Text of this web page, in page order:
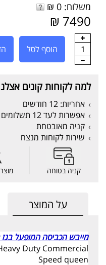
משלוח: 0 ₪
7490 ₪
1 הוסף לסל
למה לקוחות קונים
אחריות: 12 חודשים
אפשרות לעד 12 תשלומים
קניה מאובטחת
שירות לקוחות מנצח
קניה בטוחה
על המוצר
מייבש הכביסה המופעל
Duty Commercial
Speed queen